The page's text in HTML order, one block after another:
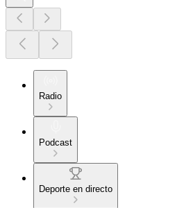
Radio
Podcast
Deporte en directo